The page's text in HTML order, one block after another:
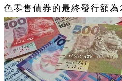
色零售債券的最終發行額為